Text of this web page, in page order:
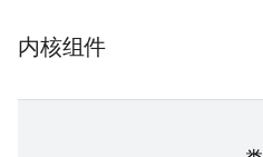
内核组件